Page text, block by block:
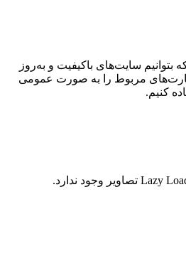
سایت‌های باکیفیت و به‌روز
مربوط را به صورت عمومی
کنیم.
توجه: اکنون در نسخه‌های جدید وردپرس این قابلیت به صورت پیش‌فرض در تمام سایت‌ها فعال است و نیازی به استفاده از کدهای سفارشی برای دستیابی به مزایای Lazy Loading تصاویر وجود ندارد.